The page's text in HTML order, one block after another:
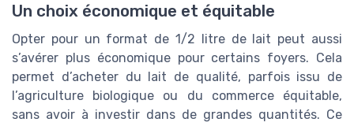
Un choix économique et équitable
Opter pour un format de 1/2 litre de lait peut aussi
s’avérer plus économique pour certains foyers. Cela
permet d’acheter du lait de qualité, parfois issu de
l’agriculture biologique ou du commerce équitable,
sans avoir à investir dans de grandes quantités. Ce